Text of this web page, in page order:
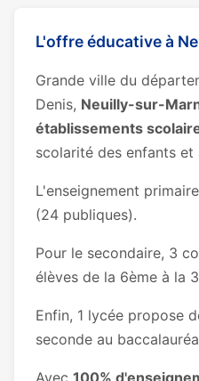
L'offre éducative à
Grande ville du
Denis, Neuilly-sur-
établissements
scolarité des enfants et
L'enseignement
(24 publiques).
Pour le secondaire, 3
élèves de la 6ème à la
Enfin, 1 lycée propose
seconde au
Avec 100%